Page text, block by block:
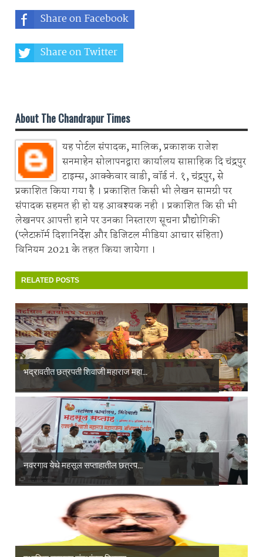
Share on Facebook
Share on Twitter
About The Chandrapur Times
यह पोर्टल संपादक, मालिक, प्रकाशक राजेश
सनमाहेन सोलापनद्वारा कार्यालय साप्ताहिक दि चंद्रपुर
टाइम्स, आक्केवार वाडी, वॉर्ड नं. १, चंद्रपुर, से
प्रकाशित किया गया है । प्रकाशित किसी भी लेखन सामग्री पर
संपादक सहमत ही हो यह आवश्यक नही । प्रकाशित कि सी भी
लेखनपर आपत्ती हाने पर उनका निस्तारण सूचना प्रौद्योगिकी
(प्लेटफ़ॉर्म दिशानिर्देश और डिजिटल मीडिया आचार संहिता)
विनियम 2021 के तहत किया जायेगा ।
RELATED POSTS
भद्रावतीत छत्रपती शिवाजी महाराज महा...
नवरगाव येथे महसूल सप्ताहातील छत्रप...